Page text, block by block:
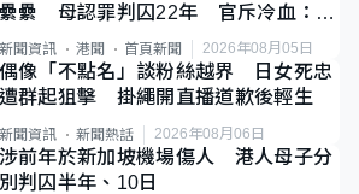
纍纍 母認罪判囚22年 官斥冷血：同
類案最惡劣
新聞資訊 港聞 首頁新聞 2026年08月05日
偶像「不點名」談粉絲越界 日女死忠
遭群起狙擊 掛繩開直播道歉後輕生
新聞資訊 新聞熱話 2026年08月06日
涉前年於新加坡機場傷人 港人母子分
別判囚半年、10日